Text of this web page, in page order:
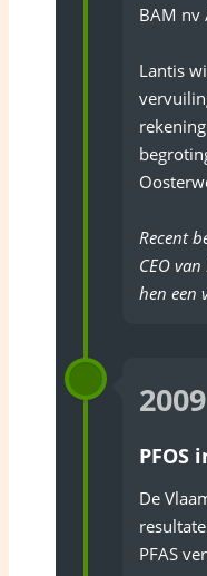
BAM nv
Lantis
Recent
CEO
hen een
2009
PFOS
De
PFAS